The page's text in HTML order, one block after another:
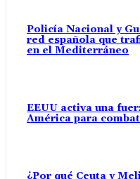
Policía Nacional y
red española que
en el Mediterráneo
EEUU activa una
América para
¿Por qué Ceuta y